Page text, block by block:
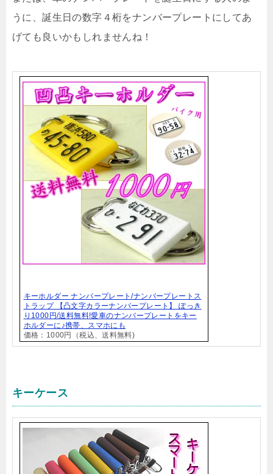
うに、誕生日の数字４桁をナンバープレートにしてあ
げても良いかもしれませんね！
キーホルダー ナンバープレート/ナンバープレートス
トラップ 【凸文字カラーナンバープレート】 ぽっき
り1000円/送料無料!愛車のナンバープレートをキー
ホルダーに♪携帯、スマホにも
価格：1000円（税込、送料無料)
キーケース